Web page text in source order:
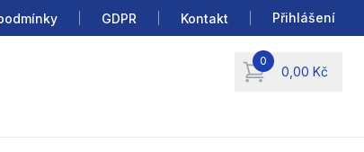
GDPR Kontakt Přihlášení
0
0,00 Kč
items in cart, view